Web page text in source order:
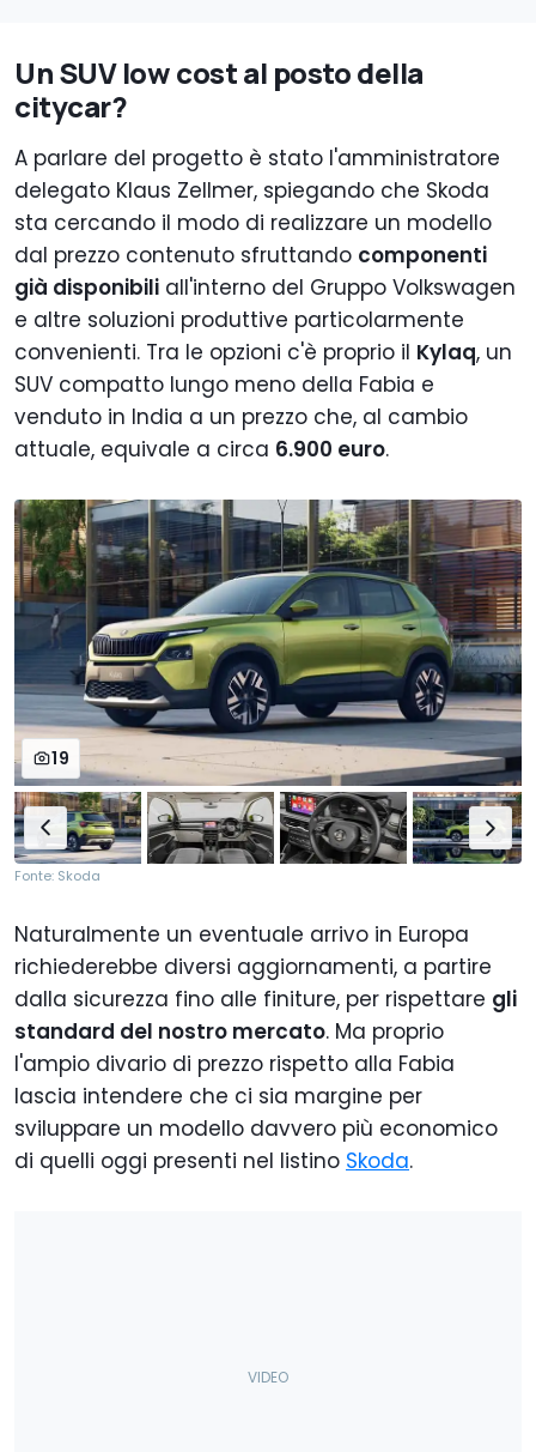
Un SUV low cost al posto della
citycar?
A parlare del progetto è stato l'amministratore
delegato Klaus Zellmer, spiegando che Skoda
sta cercando il modo di realizzare un modello
dal prezzo contenuto sfruttando componenti
già disponibili all'interno del Gruppo Volkswagen
e altre soluzioni produttive particolarmente
convenienti. Tra le opzioni c'è proprio il Kylaq, un
SUV compatto lungo meno della Fabia e
venduto in India a un prezzo che, al cambio
attuale, equivale a circa 6.900 euro.
19
Fonte: Skoda
Naturalmente un eventuale arrivo in Europa
richiederebbe diversi aggiornamenti, a partire
dalla sicurezza fino alle finiture, per rispettare gli
standard del nostro mercato. Ma proprio
l'ampio divario di prezzo rispetto alla Fabia
lascia intendere che ci sia margine per
sviluppare un modello davvero più economico
di quelli oggi presenti nel listino Skoda.